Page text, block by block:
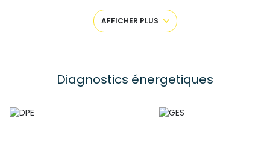
Cette maison possède également, une chaufferie, une
cave et une dépendance. Le tout vous est présenté sur un
exposé sont disponibles sur le siteGéorisques
AFFICHER PLUS
Diagnostics énergetiques